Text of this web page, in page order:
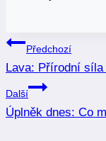
Navigace
pro
příspěvek
Předchozí
Lava: Přírodní síla
Další
Úplněk dnes: Co